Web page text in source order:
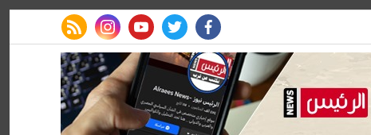
facebook
twitter
youtube
instagram
rss feed